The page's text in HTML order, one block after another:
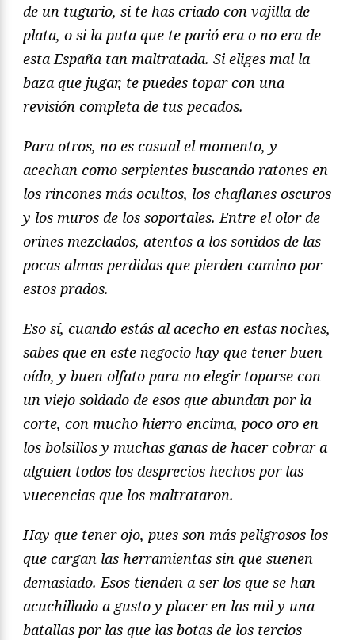
de un tugurio, si te has criado con vajilla de
plata, o si la puta que te parió era o no era de
esta España tan maltratada. Si eliges mal la
baza que jugar, te puedes topar con una
revisión completa de tus pecados.
Para otros, no es casual el momento, y
acechan como serpientes buscando ratones en
los rincones más ocultos, los chaflanes oscuros
y los muros de los soportales. Entre el olor de
orines mezclados, atentos a los sonidos de las
pocas almas perdidas que pierden camino por
estos prados.
Eso sí, cuando estás al acecho en estas noches,
sabes que en este negocio hay que tener buen
oído, y buen olfato para no elegir toparse con
un viejo soldado de esos que abundan por la
corte, con mucho hierro encima, poco oro en
los bolsillos y muchas ganas de hacer cobrar a
alguien todos los desprecios hechos por las
vuecencias que los maltrataron.
Hay que tener ojo, pues son más peligrosos los
que cargan las herramientas sin que suenen
demasiado. Esos tienden a ser los que se han
acuchillado a gusto y placer en las mil y una
batallas por las que las botas de los tercios